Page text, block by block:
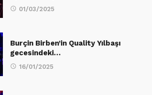
01/03/2025
Burçin Birben’in Quality Yılbaşı
gecesindeki…
16/01/2025